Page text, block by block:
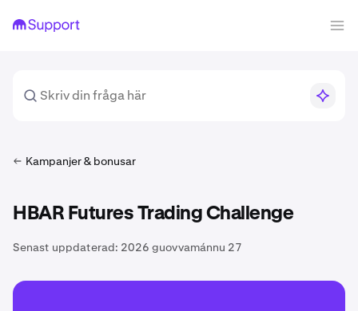
Kampanjer & bonusar
HBAR Futures Trading Challenge
Senast uppdaterad: 2026 guovvamánnu 27